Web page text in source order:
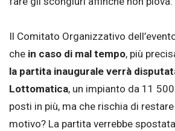
Il Comitato Organizzativo
che in caso di mal tempo, più
la partita inaugurale verrà
Lottomatica, un impianto da 11
posti in più, ma che rischia di
motivo? La partita verrebbe